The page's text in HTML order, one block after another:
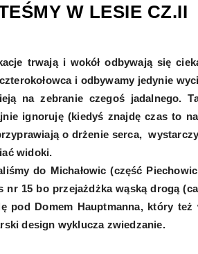
W LESIE CZ.II
trwają i wokół odbywają się
i odbywamy jedynie
na zebranie czegoś jadalnego.
ignoruję (kiedyś znajdę czas to
o drżenie serca,
widoki.
do Michałowic (część
nr 15 bo przejażdżka wąską drogą
pod Domem Hauptmanna, który
design wyklucza zwiedzanie.